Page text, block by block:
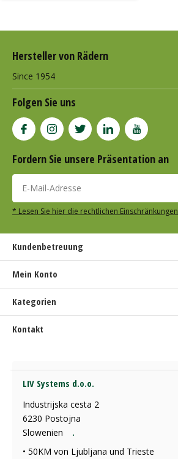
Hersteller von Rädern
Since 1954
Folgen Sie uns
Fordern Sie unsere Präsentation an
* Lesen Sie hier die rechtlichen Einschränkungen
Kundenbetreuung
Mein Konto
Kategorien
Kontakt
LIV Systems d.o.o.
Industrijska cesta 2
6230 Postojna
Slowenien
.
• 50KM von Ljubljana und Trieste